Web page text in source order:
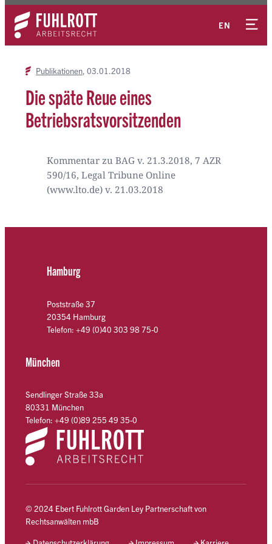
Zum
Inhalt
springen
EN
Kontakt
Publikationen 03.01.2018
Die späte Reue eines
Betriebsratsvorsitzenden
Kommentar zu BAG v. 21.3.2018, 7 AZR
590/16, Legal Tribune Online
(www.lto.de) v. 21.03.2018
Hamburg
Poststraße 37
20354 Hamburg
Telefon: +49 (0)40 303 98 75-0
München
Sendlinger Straße 33a
80331 München
Telefon: +49 (0)89 255 49 35-0
© 2024 Ebert Fuhlrott Garden Ley Partnerschaft von
Rechtsanwälten mbB